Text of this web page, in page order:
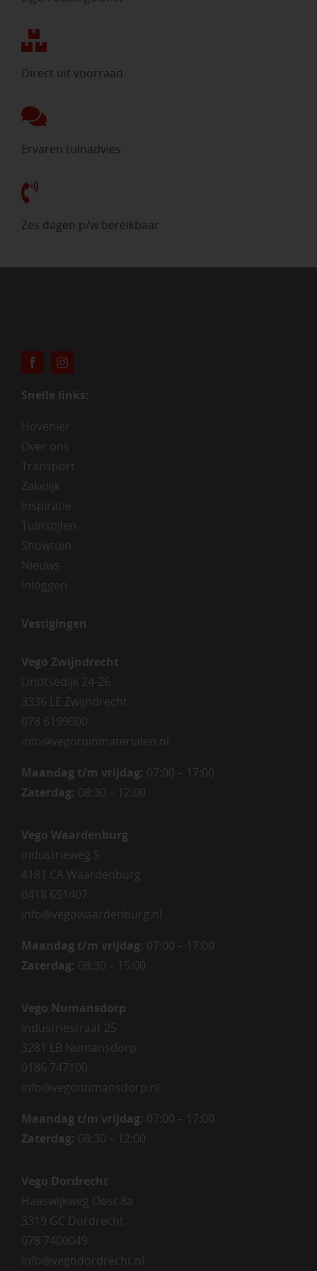
Direct uit voorraad
Ervaren tuinadvies
Zes dagen p/w bereikbaar
Snelle links:
Hovenier
Over ons
Transport
Zakelijk
Inspiratie
Tuinstijlen
Showtuin
Nieuws
Inloggen
Vestigingen
Vego Zwijndrecht
Lindtsedijk 24-26
3336 LE Zwijndrecht
078 6199000
info@vegotuinmaterialen.nl
Maandag t/m vrijdag: 07:00 – 17:00
Zaterdag: 08:30 – 12:00
Vego Waardenburg
Industrieweg 5
4181 CA Waardenburg
0418 651407
info@vegowaardenburg.nl
Maandag t/m vrijdag: 07:00 – 17:00
Zaterdag: 08:30 – 15:00
Vego Numansdorp
Industriestraat 25
3281 LB Numansdorp
0186 747100
info@vegonumansdorp.nl
Maandag t/m vrijdag: 07:00 – 17:00
Zaterdag: 08:30 – 12:00
Vego Dordrecht
Haaswijkweg Oost 8a
3319 GC Dordrecht
078 7400049
info@vegodordrecht.nl